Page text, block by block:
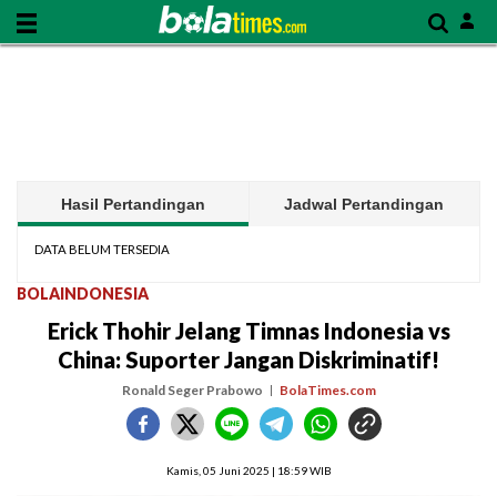
Hasil Pertandingan Jadwal Pertandingan
DATA BELUM TERSEDIA
BOLAINDONESIA
Erick Thohir Jelang Timnas Indonesia vs
China: Suporter Jangan Diskriminatif!
Ronald Seger Prabowo BolaTimes.com
Kamis, 05 Juni 2025 | 18:59 WIB